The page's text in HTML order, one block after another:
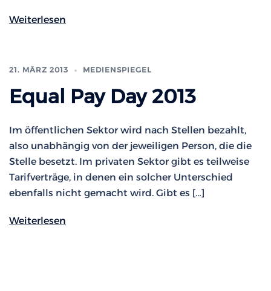
Weiterlesen
21. MÄRZ 2013 MEDIENSPIEGEL
Equal Pay Day 2013
Im öffentlichen Sektor wird nach Stellen bezahlt,
also unabhängig von der jeweiligen Person, die die
Stelle besetzt. Im privaten Sektor gibt es teilweise
Tarifverträge, in denen ein solcher Unterschied
ebenfalls nicht gemacht wird. Gibt es […]
Weiterlesen